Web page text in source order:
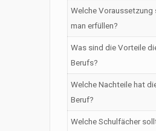
Welche Voraussetzung
man erfüllen?
Was sind die Vorteile
Berufs?
Welche Nachteile hat
Beruf?
Welche Schulfächer